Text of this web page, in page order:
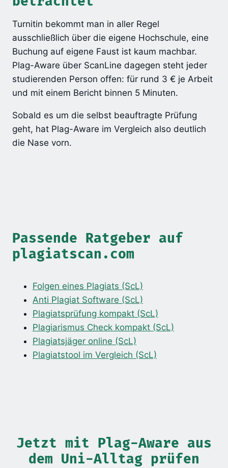
Turnitin bekommt man in aller Regel
ausschließlich über die eigene Hochschule, eine
Buchung auf eigene Faust ist kaum machbar.
Plag-Aware über ScanLine dagegen steht jeder
studierenden Person offen: für rund 3 € je Arbeit
und mit einem Bericht binnen 5 Minuten.
Sobald es um die selbst beauftragte Prüfung
geht, hat Plag-Aware im Vergleich also deutlich
die Nase vorn.
Passende Ratgeber auf
plagiatscan.com
Folgen eines Plagiats (ScL)
Anti Plagiat Software (ScL)
Plagiatsprüfung kompakt (ScL)
Plagiarismus Check kompakt (ScL)
Plagiatsjäger online (ScL)
Plagiatstool im Vergleich (ScL)
Jetzt mit Plag-Aware aus
dem Uni-Alltag prüfen